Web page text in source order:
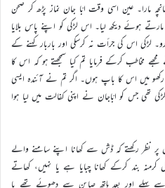
مارا۔ عین اسی وقت ابّا جان نماز پڑھ کر صحن
ہوئے دیکھ لیا۔ اس لڑکی کو اپنے پاس بلایا
لڑکی اس کی جرأت نہ کرسکی اور باربار کہنے کے
مخاطب کرکے فرمایا تم کیا سمجھتے ہو کہ اس کا
میں اس کا باپ ہوں۔ اگر تم نے آئندہ ایسی
تھی جس کو ابّاجان نے اپنی کفالت میں لیا ہوا
پر نظر رکھتے کہ ڈش سے کھانا اپنے سامنے والے
بند کرکے کھانا چبایا ہے یا نہیں، کھاتے
پہلے اور بعد ہاتھ صابن سے دھوئے تھے یا